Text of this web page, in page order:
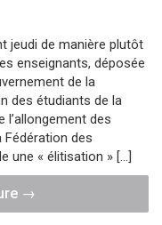
jeudi de manière plutôt
enseignants, déposée
de la
des étudiants de la
des
Fédération des
une « élitisation » […]
"Particuliers
|
→